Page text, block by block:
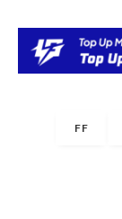
FF